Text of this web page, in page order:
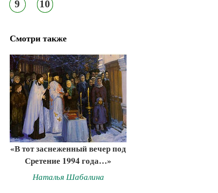
9 10
Смотри также
«В тот заснеженный вечер под
Сретение 1994 года…»
Наталья Шабалина